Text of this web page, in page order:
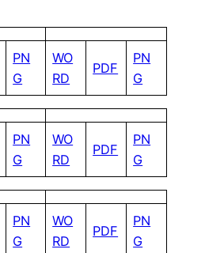
PN
G
WO
RD
PDF
PN
G
PN
G
WO
RD
PDF
PN
G
PN
G
WO
RD
PDF
PN
G